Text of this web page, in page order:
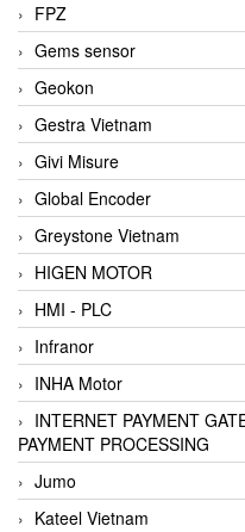
FPZ
Gems sensor
Geokon
Gestra Vietnam
Givi Misure
Global Encoder
Greystone Vietnam
HIGEN MOTOR
HMI - PLC
Infranor
INHA Motor
INTERNET PAYMENT
PAYMENT PROCESSING
Jumo
Kateel Vietnam